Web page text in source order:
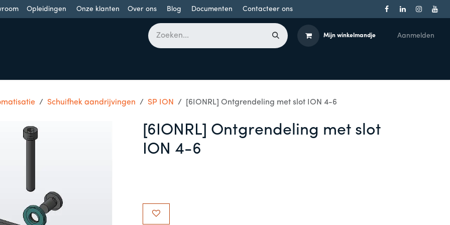
Opleidingen Onze klanten Over ons Blog Documenten Contacteer ons
Mijn winkelmandje Aanmelden
Schuifhek aandrijvingen SP ION [6IONRL] Ontgrendeling met slot ION 4-6
[6IONRL] Ontgrendeling met slot
ION 4-6